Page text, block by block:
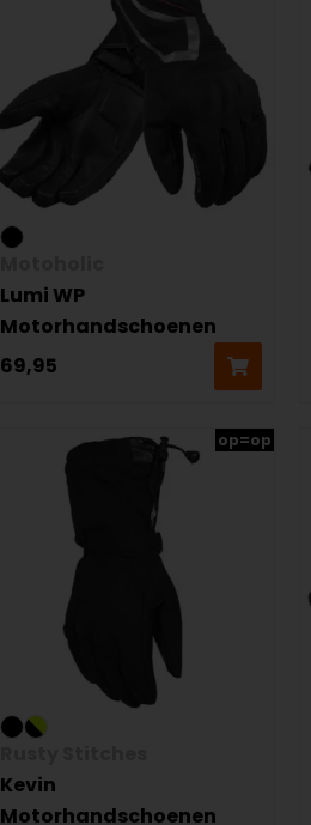
Lumi WP
Motorhandschoenen
69,95
op=op
Kevin
Motorhandschoenen